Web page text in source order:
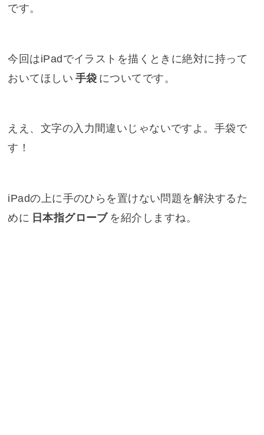
です。
今回はiPadでイラストを描くときに絶対に持って
おいてほしい 手袋 についてです。
ええ、文字の入力間違いじゃないですよ。手袋で
す！
iPadの上に手のひらを置けない問題を解決するた
めに 日本指グローブ を紹介しますね。